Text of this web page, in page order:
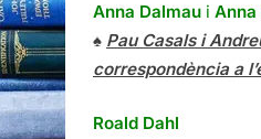
Anna Dalmau i Anna
♠ Pau Casals i
correspondència a
Roald Dahl